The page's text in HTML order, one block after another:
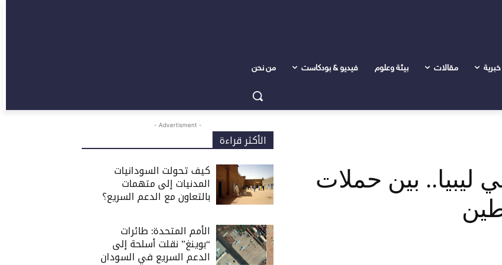
مقالات بيئة وعلوم فيديو & بودكاست من نحن
ليبيا.. بين حملات
- Advertisment -
الأكثر قراءة
كيف تحولت السودانيات
المدنيات إلى متهمات
بالتعاون مع الدعم السريع؟
الأمم المتحدة: طائرات
“بوينغ” نقلت أسلحة إلى
الدعم السريع في السودان